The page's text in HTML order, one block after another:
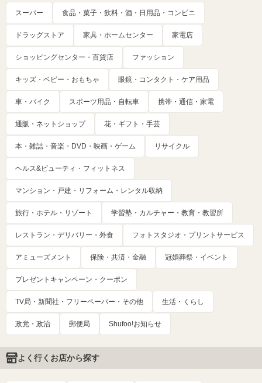
スーパー 食品・菓子・飲料・酒・日用品・コンビニ
ドラッグストア 家具・ホームセンター 家電店
ショッピングセンター・百貨店 ファッション
キッズ・ベビー・おもちゃ 眼鏡・コンタクト・ケア用品
車・バイク スポーツ用品・自転車 携帯・通信・家電
通販・ネットショップ 花・ギフト・手芸
本・雑誌・音楽・DVD・映画・ゲーム リサイクル
ヘルス&ビューティ・フィットネス
マンション・戸建・リフォーム・レンタル収納
旅行・ホテル・リゾート 学習塾・カルチャー・教育・教習所
レストラン・デリバリー・外食 フォトスタジオ・プリントサービス
アミューズメント 保険・共済・金融 冠婚葬祭・イベント
プレゼントキャンペーン・クーポン
TV局・新聞社・フリーペーパー・その他 生活・くらし
政党・政治 郵便局 Shufoo!お知らせ
よく行くお店から探す